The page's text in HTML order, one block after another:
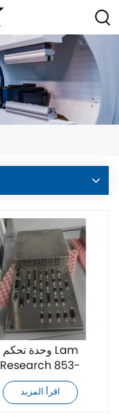
وحدة تحكم Lam
Research 853-
328748-007 جديدة تمامًا
اقرأ المزيد